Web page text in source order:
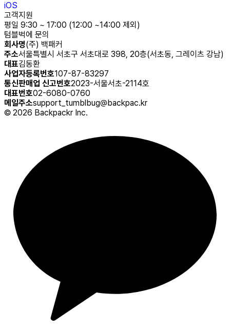
iOS
고객지원
평일 9:30 ~ 17:00 (12:00 ~14:00 제외)
텀블벅에 문의
회사명(주) 백패커
주소서울특별시 서초구 서초대로 398, 20층(서초동, 그레이츠 강남)
대표김동환
사업자등록번호107-87-83297
통신판매업 신고번호2023-서울서초-2114호
대표번호02-6080-0760
메일주소support_tumblbug@backpac.kr
© 2026 Backpackr Inc.